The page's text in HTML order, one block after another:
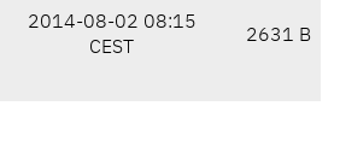
2014-08-02 08:15
CEST
2631 B